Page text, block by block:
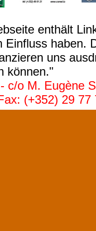
enthält
Einfluss haben.
uns
können."
c/o M. Eugène
(+352) 29